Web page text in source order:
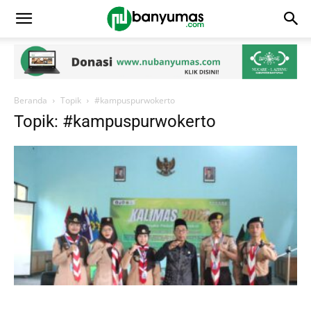
Beranda Topik #kampuspurwokerto
Topik: #kampuspurwokerto